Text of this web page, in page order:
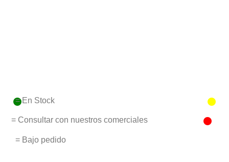
= En Stock
= Consultar con nuestros comerciales
= Bajo pedido